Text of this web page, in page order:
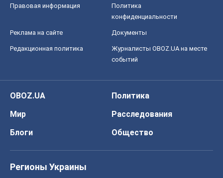
Правовая информация
Политика
конфиденциальности
Реклама на сайте Документы
Редакционная политика
Журналисты OBOZ.UA на месте
событий
OBOZ.UA
Политика
Мир
Расследования
Блоги
Общество
Регионы Украины